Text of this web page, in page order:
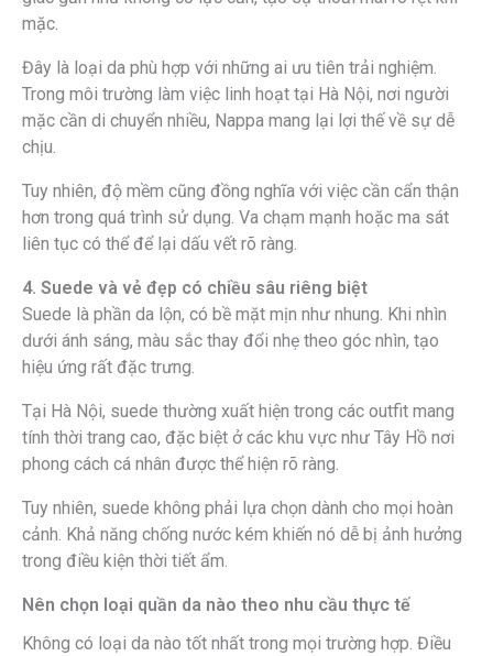
mặc.
Đây là loại da phù hợp với những ai ưu tiên trải nghiệm.
Trong môi trường làm việc linh hoạt tại Hà Nội, nơi người
mặc cần di chuyển nhiều, Nappa mang lại lợi thế về sự dễ
chịu.
Tuy nhiên, độ mềm cũng đồng nghĩa với việc cần cẩn thận
hơn trong quá trình sử dụng. Va chạm mạnh hoặc ma sát
liên tục có thể để lại dấu vết rõ ràng.
4. Suede và vẻ đẹp có chiều sâu riêng biệt
Suede là phần da lộn, có bề mặt mịn như nhung. Khi nhìn
dưới ánh sáng, màu sắc thay đổi nhẹ theo góc nhìn, tạo
hiệu ứng rất đặc trưng.
Tại Hà Nội, suede thường xuất hiện trong các outfit mang
tính thời trang cao, đặc biệt ở các khu vực như Tây Hồ nơi
phong cách cá nhân được thể hiện rõ ràng.
Tuy nhiên, suede không phải lựa chọn dành cho mọi hoàn
cảnh. Khả năng chống nước kém khiến nó dễ bị ảnh hưởng
trong điều kiện thời tiết ẩm.
Nên chọn loại quần da nào theo nhu cầu thực tế
Không có loại da nào tốt nhất trong mọi trường hợp. Điều